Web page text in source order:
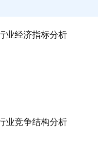
业经济指标分析
业竞争结构分析